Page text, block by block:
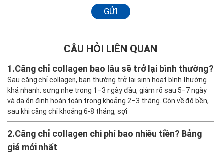
GỬI
CÂU HỎI LIÊN QUAN
1.Căng chỉ collagen bao lâu sẽ trở lại bình thường?
Sau căng chỉ collagen, bạn thường trở lại sinh hoạt bình thường
khá nhanh: sưng nhẹ trong 1–3 ngày đầu, giảm rõ sau 5–7 ngày
và da ổn định hoàn toàn trong khoảng 2–3 tháng. Còn về độ bền,
sau khi căng chỉ khoảng 6-8 tháng, sợi
2.Căng chỉ collagen chi phí bao nhiêu tiền? Bảng
giá mới nhất